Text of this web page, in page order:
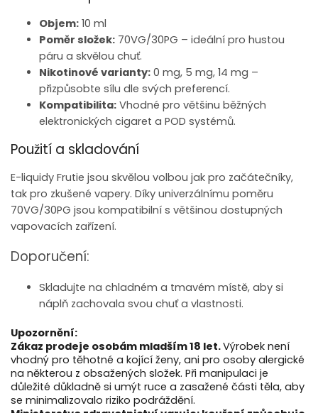
Objem: 10 ml
Poměr složek: 70VG/30PG – ideální pro hustou
páru a skvělou chuť.
Nikotinové varianty: 0 mg, 5 mg, 14 mg –
přizpůsobte sílu dle svých preferencí.
Kompatibilita: Vhodné pro většinu běžných
elektronických cigaret a POD systémů.
Použití a skladování
E-liquidy Frutie jsou skvělou volbou jak pro začátečníky,
tak pro zkušené vapery. Díky univerzálnímu poměru
70VG/30PG jsou kompatibilní s většinou dostupných
vapovacích zařízení.
Doporučení:
Skladujte na chladném a tmavém místě, aby si
náplň zachovala svou chuť a vlastnosti.
Upozornění:
Zákaz prodeje osobám mladším 18 let.Výrobek není
vhodný pro těhotné a kojící ženy, ani pro osoby alergické
na některou z obsažených složek. Při manipulaci je
důležité důkladně si umýt ruce a zasažené části těla, aby
se minimalizovalo riziko podráždění.